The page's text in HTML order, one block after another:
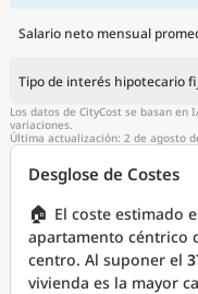
Salario neto mensual
Tipo de interés hipotecario
Los datos de CityCost se basan en
variaciones.
Última actualización: 2 de agosto
Desglose de Costes
🏠 El coste estimado
apartamento céntrico
centro. Al suponer el
vivienda es la mayor